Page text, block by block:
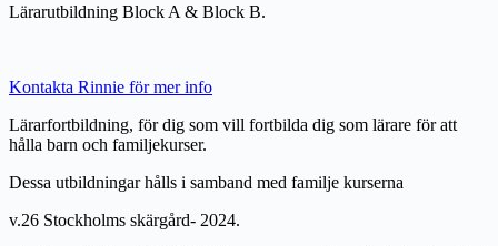
Lärarutbildning Block A & Block B.
Kontakta Rinnie för mer info
Lärarfortbildning, för dig som vill fortbilda dig som lärare för att
hålla barn och familjekurser.
Dessa utbildningar hålls i samband med familje kurserna
v.26 Stockholms skärgård- 2024.